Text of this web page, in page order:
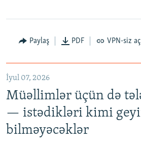
Paylaş PDF VPN-siz
İyul 07, 2026
Müəllimlər üçün də
— istədikləri kimi
bilməyəcəklər